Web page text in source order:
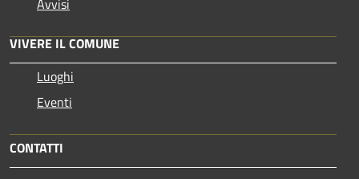
VIVERE IL COMUNE
Luoghi
Eventi
CONTATTI